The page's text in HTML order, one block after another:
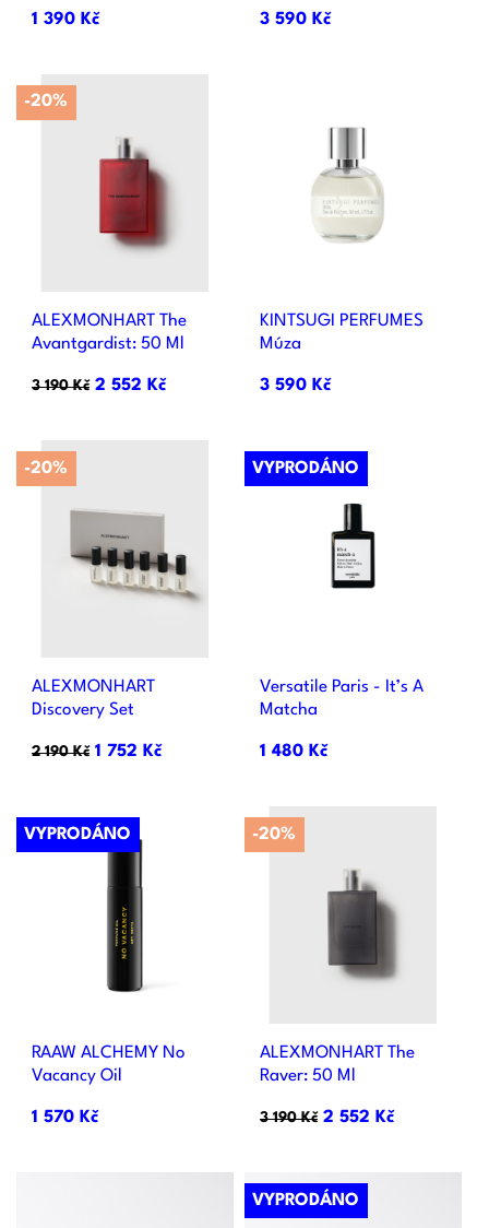
1 390 Kč 3 590 Kč
ALEXMONHART The
Avantgardist: 50 Ml
3 190 Kč 2 552 Kč
-20%
KINTSUGI PERFUMES
Múza
3 590 Kč
ALEXMONHART
Discovery Set
2 190 Kč 1 752 Kč
-20%
Versatile Paris - It’s A
Matcha
1 480 Kč
VYPRODÁNO
RAAW ALCHEMY No
Vacancy Oil
1 570 Kč
VYPRODÁNO
ALEXMONHART The
Raver: 50 Ml
3 190 Kč 2 552 Kč
-20%
VYPRODÁNO